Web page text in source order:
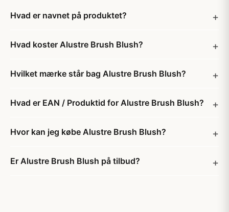
Hvad er navnet på produktet?
Hvad koster Alustre Brush Blush?
Hvilket mærke står bag Alustre Brush Blush?
Hvad er EAN / Produktid for Alustre Brush Blush?
Hvor kan jeg købe Alustre Brush Blush?
Er Alustre Brush Blush på tilbud?